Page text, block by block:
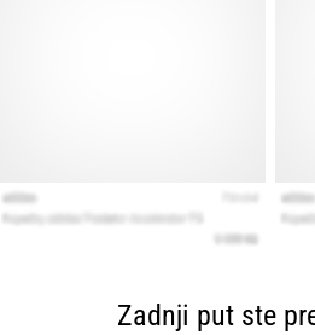
Zadnji put ste